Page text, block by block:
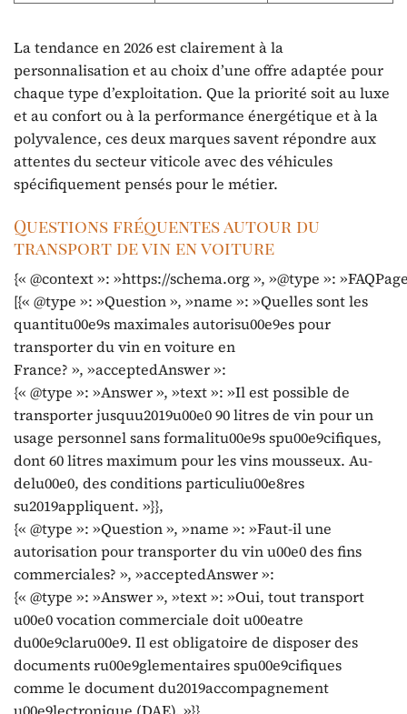
La tendance en 2026 est clairement à la
personnalisation et au choix d’une offre adaptée pour
chaque type d’exploitation. Que la priorité soit au luxe
et au confort ou à la performance énergétique et à la
polyvalence, ces deux marques savent répondre aux
attentes du secteur viticole avec des véhicules
spécifiquement pensés pour le métier.
Questions fréquentes autour du
transport de vin en voiture
{« @context »: »https://schema.org », »@type »:
[{« @type »: »Question », »name »: »Quelles sont les
quantitu00e9s maximales autorisu00e9es pour
transporter du vin en voiture en
France? », »acceptedAnswer »:
{« @type »: »Answer », »text »: »Il est possible de
transporter jusquu2019u00e0 90 litres de vin pour un
usage personnel sans formalitu00e9s spu00e9cifiques,
dont 60 litres maximum pour les vins mousseux. Au-
delu00e0, des conditions particuliu00e8res
su2019appliquent. »}},
{« @type »: »Question », »name »: »Faut-il une
autorisation pour transporter du vin u00e0 des fins
commerciales? », »acceptedAnswer »:
{« @type »: »Answer », »text »: »Oui, tout transport
u00e0 vocation commerciale doit u00eatre
du00e9claru00e9. Il est obligatoire de disposer des
documents ru00e9glementaires spu00e9cifiques
comme le document du2019accompagnement